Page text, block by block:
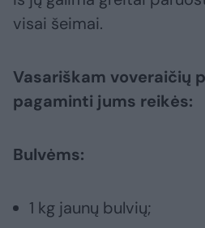
visai šeimai.
Vasariškam voveraičių
pagaminti jums reikės:
Bulvėms:
1 kg jaunų bulvių;